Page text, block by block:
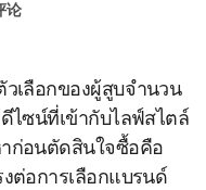
论
ไซน์ที่เข้ากับไลฟ์สไตล์
ก่อนตัดสินใจซื้อคือ
ต่อการเลือกแบรนด์